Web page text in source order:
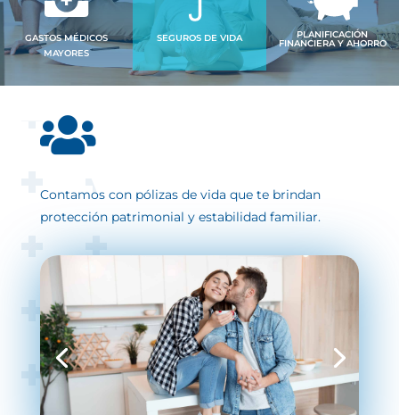
GASTOS MÉDICOS
MAYORES
SEGUROS DE VIDA PLANIFICACIÓN
FINANCIERA Y AHORRO

Contamos con pólizas de vida que te brindan
protección patrimonial y estabilidad familiar.